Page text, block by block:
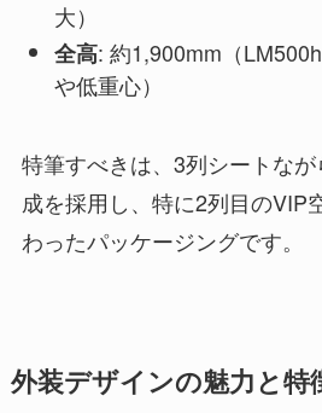
大）
全高: 約1,900mm（
や低重心）
特筆すべきは、3列シートな
成を採用し、特に2列目のVIP
わったパッケージングです。
外装デザインの魅力と特